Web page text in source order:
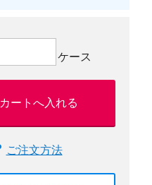
ケース
カートへ入れる
ご注文方法